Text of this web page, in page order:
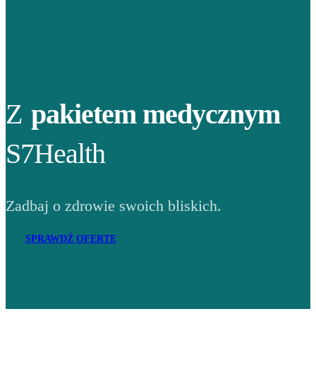
Z pakietem medycznym
S7Health
Zadbaj o zdrowie swoich bliskich.
SPRAWDŹ OFERTĘ